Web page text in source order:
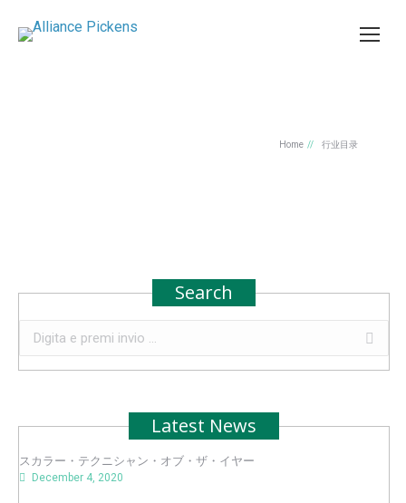
Home 行业目录
Search
Search:
Latest News
スカラー・テクニシャン・オブ・ザ・イヤー
December 4, 2020